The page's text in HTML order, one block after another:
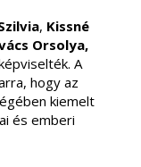
, Kissné
Orsolya,
A
hogy az
kiemelt
és emberi